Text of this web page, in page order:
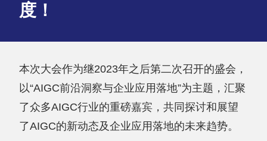
度！
本次大会作为继2023年之后第二次召开的盛会，
以“AIGC前沿洞察与企业应用落地”为主题，汇聚
了众多AIGC行业的重磅嘉宾，共同探讨和展望
了AIGC的新动态及企业应用落地的未来趋势。